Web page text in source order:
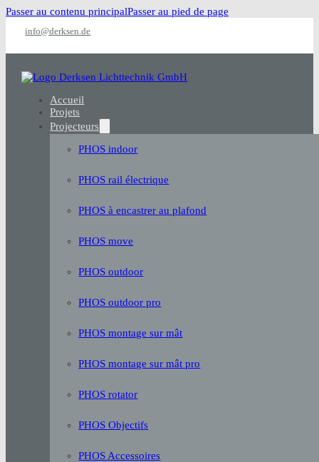
Passer au contenu principalPasser au pied de page
info@derksen.de
Accueil
Projets
Projecteurs
PHOS indoor
PHOS rail électrique
PHOS à encastrer au plafond
PHOS move
PHOS outdoor
PHOS outdoor pro
PHOS montage sur mât
PHOS montage sur mât pro
PHOS rotator
PHOS Objectifs
PHOS Accessoires